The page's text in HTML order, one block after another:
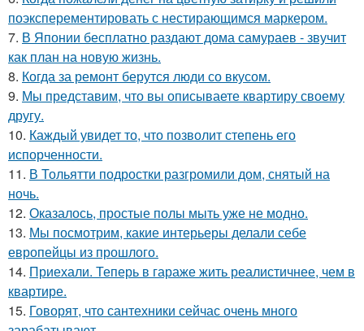
поэксперементировать с нестирающимся маркером.
7. В Японии бесплатно раздают дома самураев - звучит
как план на новую жизнь.
8. Когда за ремонт берутся люди со вкусом.
9. Мы представим, что вы описываете квартиру своему
другу.
10. Каждый увидет то, что позволит степень его
испорченности.
11. В Тольятти подростки разгромили дом, снятый на
ночь.
12. Оказалось, простые полы мыть уже не модно.
13. Мы посмотрим, какие интерьеры делали себе
европейцы из прошлого.
14. Приехали. Теперь в гараже жить реалистичнее, чем в
квартире.
15. Говорят, что сантехники сейчас очень много